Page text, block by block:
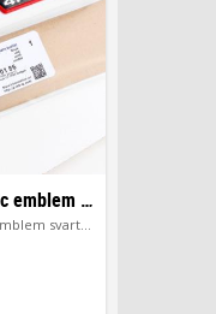
Mercedes V8 Biturbo 4 matic emblem märke
Mercedes V8 BITURBO 4 MATIC emblem svart / silver